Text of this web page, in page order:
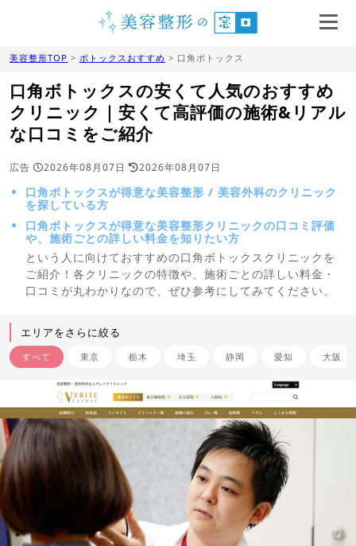
美容整形TOP > ボトックスおすすめ > 口角ボトックス
口角ボトックスの安くて人気のおすすめ
クリニック｜安くて高評価の施術&リアル
な口コミをご紹介
広告 2026年08月07日 2026年08月07日
口角ボトックスが得意な美容整形 / 美容外科のクリニック
を探している方
口角ボトックスが得意な美容整形クリニックの口コミ評価
や、施術ごとの詳しい料金を知りたい方
という人に向けておすすめの口角ボトックスクリニックを
ご紹介！各クリニックの特徴や、施術ごとの詳しい料金・
口コミが丸わかりなので、ぜひ参考にしてみてください。
エリアをさらに絞る
すべて 東京 栃木 埼玉 静岡 愛知 大阪